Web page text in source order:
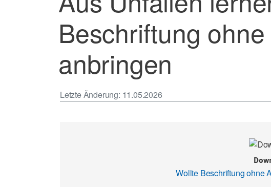
Beschriftung
anbringen
Letzte Änderung: 11.05.2026
Wollte Beschriftung ohne